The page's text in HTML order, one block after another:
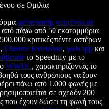
σε Ομιλία
μετατροπής κειμένου σε
πάνω από 50 εκατομμύρια
κριτικές πέντε αστέρων
, Chrome Extension, web app και
το Speechify με το
WWDC, χαρακτηρίζοντάς το
τους ανθρώπους να ζουν
πάνω από 1.000 φωνές με
σε σχεδόν 200
που έχουν δώσει τη φωνή τους